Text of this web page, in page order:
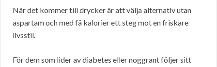
När det kommer till drycker är att välja alternativ utan
aspartam och med få kalorier ett steg mot en friskare
livsstil.
För dem som lider av diabetes eller noggrant följer sitt